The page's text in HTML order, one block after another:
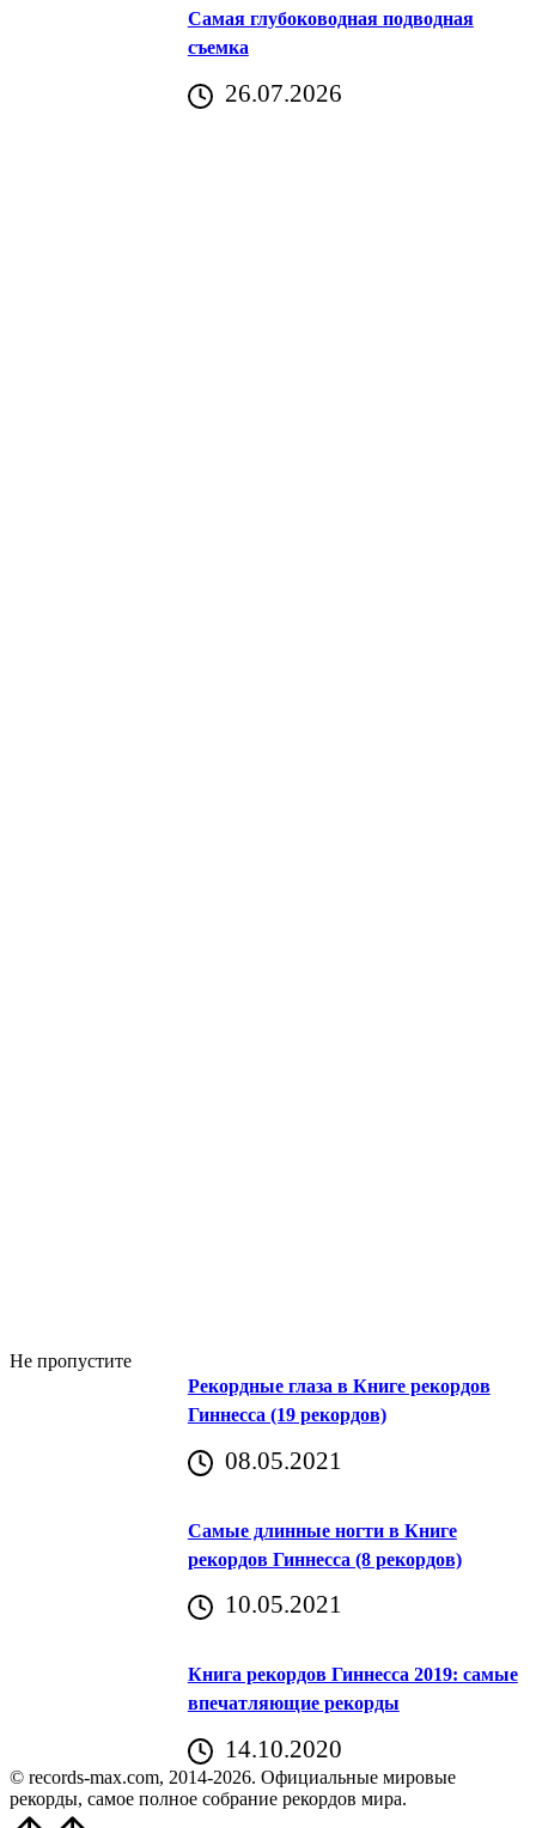
Самая глубоководная подводная
съемка
26.07.2026
Не пропустите
Рекордные глаза в Книге рекордов
Гиннесса (19 рекордов)
08.05.2021
Самые длинные ногти в Книге
рекордов Гиннесса (8 рекордов)
10.05.2021
Книга рекордов Гиннесса 2019: самые
впечатляющие рекорды
14.10.2020
© records-max.com, 2014-2026. Официальные мировые
рекорды, самое полное собрание рекордов мира.